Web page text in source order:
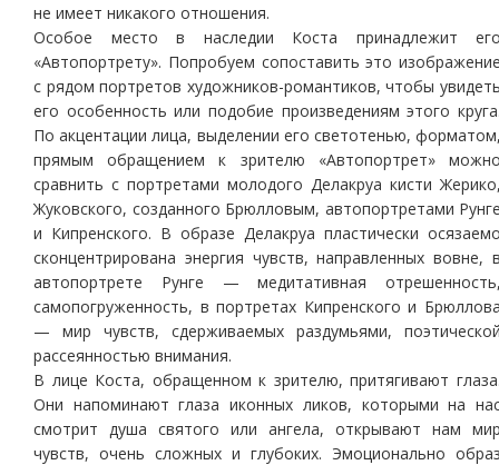
не имеет никакого отношения.
Особое место в наследии Коста принадлежит
«Автопортрету». Попробуем сопоставить это
с рядом портретов художников-романтиков, чтобы
его особенность или подобие произведениям этого
По акцентации лица, выделении его светотенью,
прямым обращением к зрителю «Автопортрет»
сравнить с портретами молодого Делакруа кисти
Жуковского, созданного Брюлловым, автопортретами
и Кипренского. В образе Делакруа пластически
сконцентрирована энергия чувств, направленных вовне,
автопортрете Рунге — медитативная
самопогруженность, в портретах Кипренского и
— мир чувств, сдерживаемых раздумьями,
рассеянностью внимания.
В лице Коста, обращенном к зрителю, притягивают
Они напоминают глаза иконных ликов, которыми на
смотрит душа святого или ангела, открывают нам
чувств, очень сложных и глубоких. Эмоционально